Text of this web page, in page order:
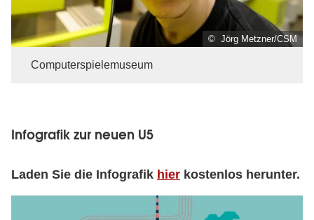
© Jörg Metzner/CSM
Computerspielemuseum
Infografik zur neuen U5
Laden Sie die Infografik hier kostenlos herunter.